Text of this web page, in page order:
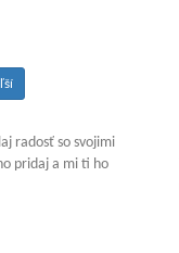
radosť so svojimi
pridaj a mi ti ho